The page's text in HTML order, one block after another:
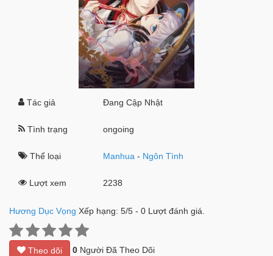
Tác giả Đang Cập Nhật
Tình trạng ongoing
Thể loại Manhua - Ngôn Tình
Lượt xem 2238
Hương Dục Vọng Xếp hạng: 5/5 - 0 Lượt đánh giá.
Theo dõi 0 Người Đã Theo Dõi